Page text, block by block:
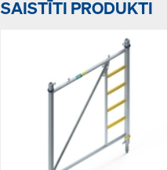
SAISTĪTI PRODUKTI